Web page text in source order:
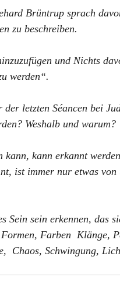
Brüntrup sprach
zu beschreiben.
und Nichts
werden“.
letzten Séancen bei
Weshalb und warum?
kann, kann erkannt
ist immer nur etwas
Sein sein erkennen, das
Farben  Klänge,
Chaos, Schwingung,